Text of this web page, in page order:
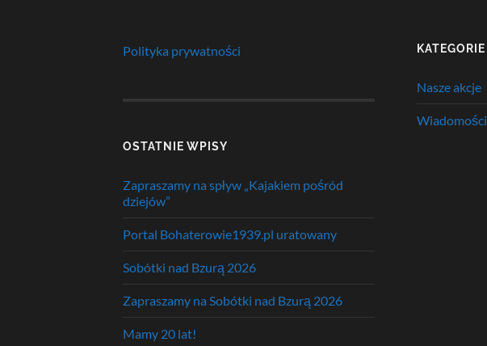
Polityka prywatności
OSTATNIE WPISY
Zapraszamy na spływ „Kajakiem pośród
dziejów”
Portal Bohaterowie1939.pl uratowany
Sobótki nad Bzurą 2026
Zapraszamy na Sobótki nad Bzurą 2026
Mamy 20 lat!
KATEGORIE
Nasze akcje
Wiadomości